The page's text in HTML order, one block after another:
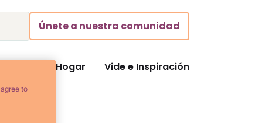
Únete a nuestra comunidad
Comida y Hogar Vide e Inspiración
to